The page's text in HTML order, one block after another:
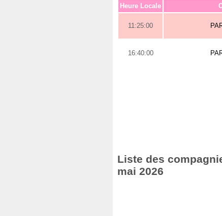
Heure Locale
11:25:00
16:40:00
Liste des
mai 2026